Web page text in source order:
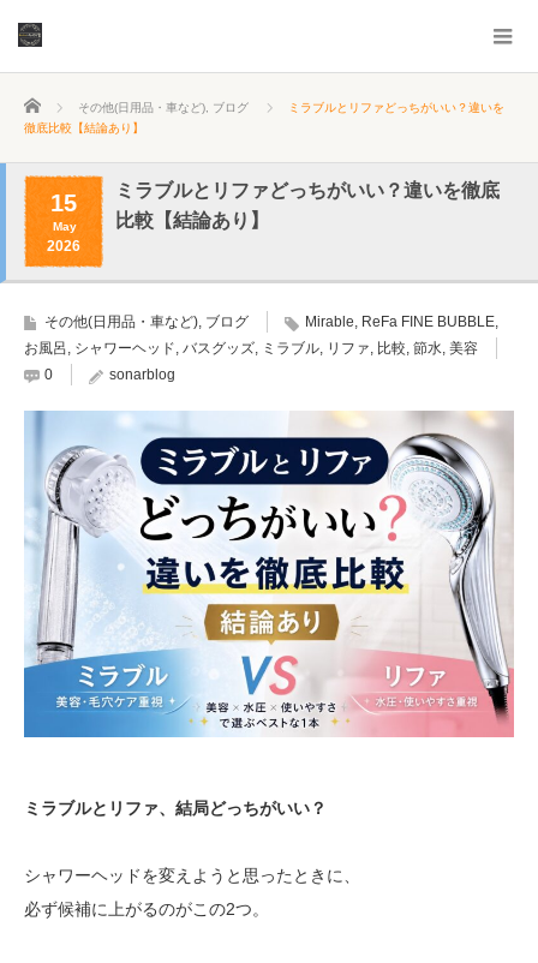
ホーム その他(日用品・車など) ブログ
ミラブルとリファどっちがいい？違いを
徹底比較【結論あり】
15
May
2026
ミラブルとリファどっちがいい？違いを徹底
比較【結論あり】
その他(日用品・車など), ブログ Mirable, ReFa FINE BUBBLE,
お風呂, シャワーヘッド, バスグッズ, ミラブル, リファ, 比較, 節水, 美容
0
sonarblog
ミラブルとリファ、結局どっちがいい？
シャワーヘッドを変えようと思ったときに、
必ず候補に上がるのがこの2つ。